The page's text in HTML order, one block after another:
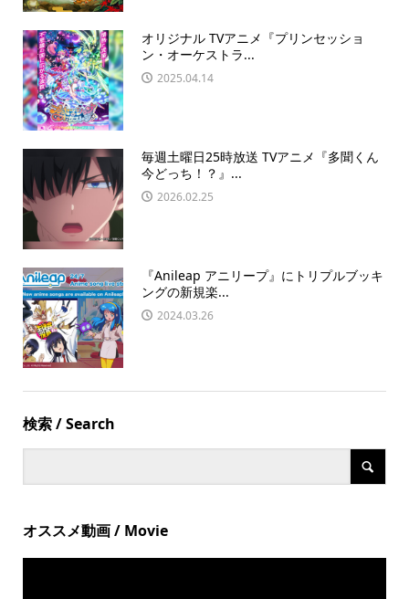
オリジナル TVアニメ『プリンセッショ
ン・オーケストラ...
2025.04.14
毎週土曜日25時放送 TVアニメ『多聞くん
今どっち！？』...
2026.02.25
『Anileap アニリープ』にトリプルブッキ
ングの新規楽...
2024.03.26
検索 / Search
オススメ動画 / Movie